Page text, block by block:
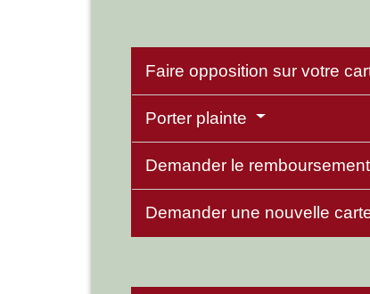
Faire opposition sur votre
Porter plainte
Demander le remboursement
Demander une nouvelle